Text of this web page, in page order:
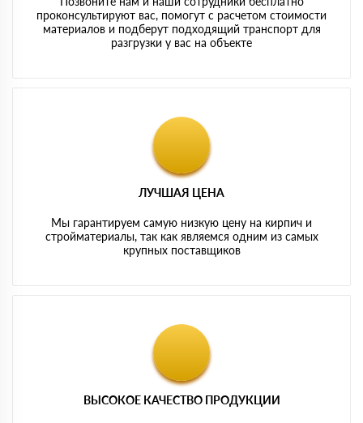
проконсультируют вас, помогут с расчетом стоимости
материалов и подберут подходящий транспорт для
разгрузки у вас на объекте
ЛУЧШАЯ ЦЕНА
Мы гарантируем самую низкую цену на кирпич и
стройматериалы, так как являемся одним из самых
крупных поставщиков
ВЫСОКОЕ КАЧЕСТВО ПРОДУКЦИИ